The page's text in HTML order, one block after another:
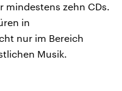
mindestens zehn CDs.
in
nur im Bereich
Musik.